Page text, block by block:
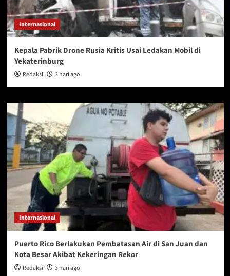
Internasional
Kepala Pabrik Drone Rusia Kritis Usai Ledakan Mobil di
Yekaterinburg
Redaksi 3 hari ago
Internasional
Puerto Rico Berlakukan Pembatasan Air di San Juan dan
Kota Besar Akibat Kekeringan Rekor
Redaksi 3 hari ago